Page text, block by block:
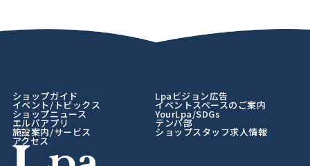
ショップガイド Lpaビジョン広告
イベント/トピックス イベントスペースのご案内
ショップニュース YourLpa/SDGs
エルパアプリ テンパ部
施設案内/サービス ショップスタッフ求人情報
アクセス